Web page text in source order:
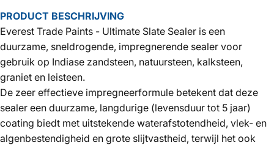
PRODUCT BESCHRIJVING
Everest Trade Paints - Ultimate Slate Sealer is een
duurzame, sneldrogende, impregnerende sealer voor
gebruik op Indiase zandsteen, natuursteen, kalksteen,
graniet en leisteen.
De zeer effectieve impregneerformule betekent dat deze
sealer een duurzame, langdurige (levensduur tot 5 jaar)
coating biedt met uitstekende waterafstotendheid, vlek- en
algenbestendigheid en grote slijtvastheid, terwijl het ook